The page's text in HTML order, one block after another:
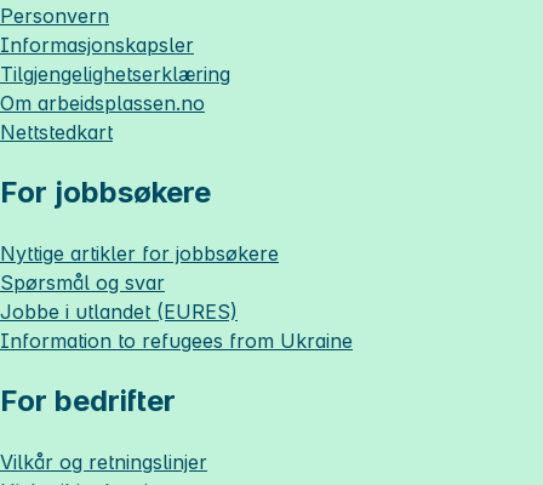
Personvern
Informasjonskapsler
Tilgjengelighetserklæring
Om arbeidsplassen.no
Nettstedkart
For jobbsøkere
Nyttige artikler for jobbsøkere
Spørsmål og svar
Jobbe i utlandet (EURES)
Information to refugees from Ukraine
For bedrifter
Vilkår og retningslinjer